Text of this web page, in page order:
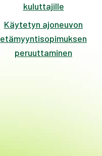
kuluttajille
Käytetyn ajoneuvon
etämyyntisopimuksen
peruuttaminen